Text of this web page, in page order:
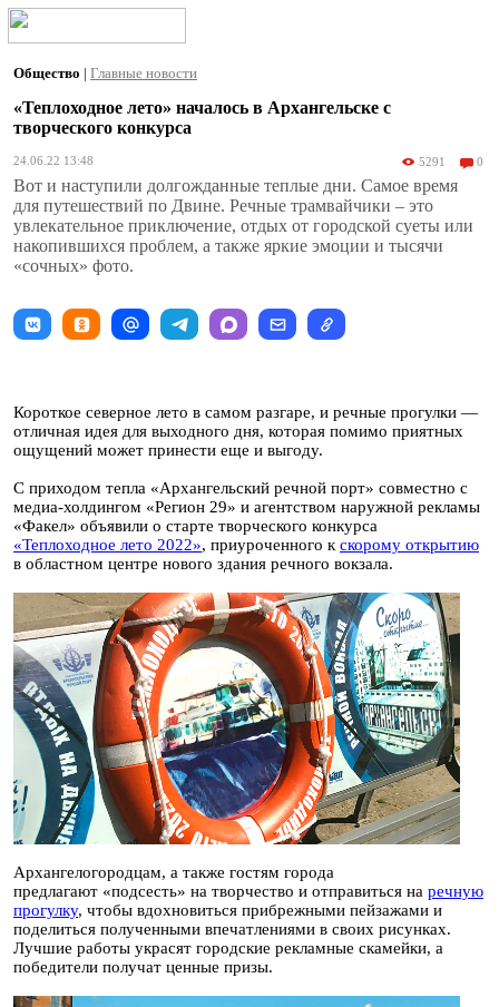
Общество | Главные новости
«Теплоходное лето» началось в Архангельске с
творческого конкурса
24.06.22 13:48 5291 0
Вот и наступили долгожданные теплые дни. Самое время
для путешествий по Двине. Речные трамвайчики – это
увлекательное приключение, отдых от городской суеты или
накопившихся проблем, а также яркие эмоции и тысячи
«сочных» фото.
Короткое северное лето в самом разгаре, и речные прогулки —
отличная идея для выходного дня, которая помимо приятных
ощущений может принести еще и выгоду.
С приходом тепла «Архангельский речной порт» совместно с
медиа-холдингом «Регион 29» и агентством наружной рекламы
«Факел» объявили о старте творческого конкурса
«Теплоходное лето 2022», приуроченного к скорому открытию
в областном центре нового здания речного вокзала.
Архангелогородцам, а также гостям города
предлагают «подсесть» на творчество и отправиться на речную
прогулку, чтобы вдохновиться прибрежными пейзажами и
поделиться полученными впечатлениями в своих рисунках.
Лучшие работы украсят городские рекламные скамейки, а
победители получат ценные призы.